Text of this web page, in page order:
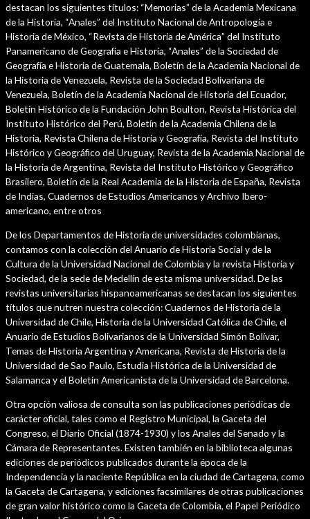
destacan los siguientes títulos: “Memorias” de la Academia Mexicana
de la Historia, “Anales” del Instituto Nacional de Antropología e
Historia de México, “Revista de Historia de América” del Instituto
Panamericano de Geografía e Historia, “Anales” de la Sociedad de
Geografía e Historia de Guatemala, Boletín de la Academia Nacional de
la Historia de Venezuela, Revista de la Sociedad Bolivariana de
Venezuela, Boletín de la Academia Nacional de Historia del Ecuador,
Boletín Histórico de la Fundación John Boulton, Revista Histórica del
Instituto Histórico del Perú, Boletín de la Academia Chilena de la
Historia, Revista Chilena de Historia y Geografía, Revista del Instituto
Histórico y Geográfico del Uruguay, Revista de la Academia Nacional de
la Historia de Argentina, Revista del Instituto Histórico y Geográfico
Brasilero, Boletín de la Real Academia de la Historia de España, Revista
de Indias, Cuadernos de Estudios Americanos y Archivo Ibero-
americano, entre otros
De los Departamentos de Historia de universidades colombianas,
contamos con la colección del Anuario de Historia Social y de la
Cultura de la Universidad Nacional de Colombia y la revista Historia y
Sociedad, de la sede de Medellín de esta misma universidad. De las
revistas universitarias hispanoamericanas se destacan los siguientes
títulos que nutren nuestra colección: Cuadernos de Historia de la
Universidad de Chile, Historia de la Universidad Católica de Chile, el
Anuario de Estudios Bolivarianos de la Universidad Simón Bolívar,
Temas de Historia Argentina y Americana, Revista de Historia de la
Universidad de Sao Paulo, Estudia Histórica de la Universidad de
Salamanca y el Boletín Americanista de la Universidad de Barcelona.
Otra opción valiosa de consulta son las publicaciones periódicas de
carácter oficial, tales como el Registro Municipal, la Gaceta del
Congreso, el Diario Oficial (1874-1930) y los Anales del Senado y la
Cámara de Representantes. Existen también en la biblioteca algunas
ediciones de periódicos publicados durante la época de la
Independencia y la naciente República en la ciudad de Cartagena, como
la Gaceta de Cartagena, y ediciones facsimilares de otras publicaciones
de gran valor histórico como la Gaceta de Colombia, el Papel Periódico